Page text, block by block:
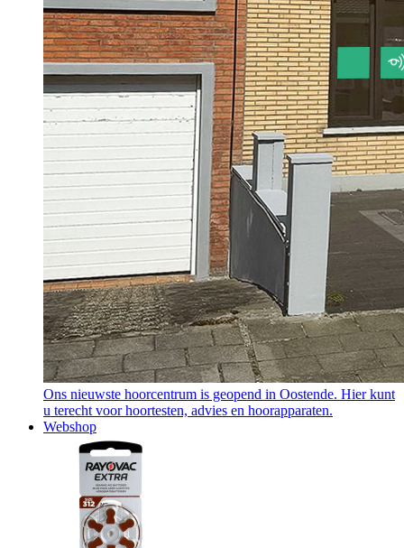
Ons nieuwste hoorcentrum is geopend in Oostende. Hier kunt
u terecht voor hoortesten, advies en hoorapparaten.
Webshop